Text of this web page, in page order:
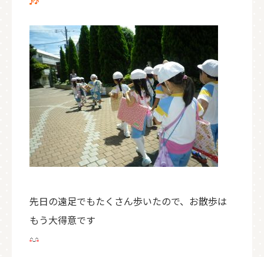
先日の遠足でもたくさん歩いたので、お散歩は
もう大得意です